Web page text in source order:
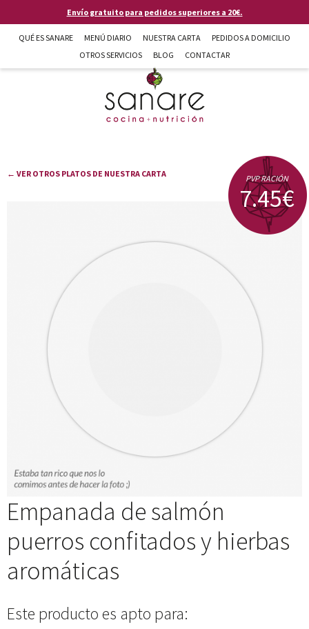
Pasar al contenido principalEnvío gratuito para pedidos superiores a 20€.
QUÉ ES SANARE MENÚ DIARIO NUESTRA CARTA
PEDIDOS A DOMICILIO
OTROS SERVICIOS
BLOG CONTACTAR
Sanare cocina + nutrición en Almería
← VER OTROS PLATOS DE NUESTRA CARTA
Empanada de salmón
puerros confitados y hierbas
aromáticas
Este producto es apto para:
PVP RACIÓN
7.45€